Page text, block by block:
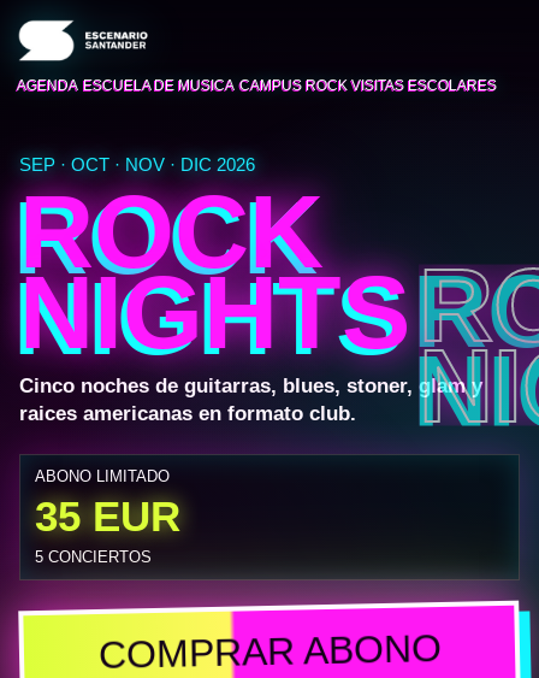
AGENDA ESCUELA DE MUSICA CAMPUS ROCK VISITAS ESCOLARES
SEP · OCT · NOV · DIC 2026
ROCK
NIGHTS
Cinco noches de guitarras, blues, stoner, glam y
raices americanas en formato club.
ABONO LIMITADO
35 EUR
5 CONCIERTOS
COMPRAR ABONO